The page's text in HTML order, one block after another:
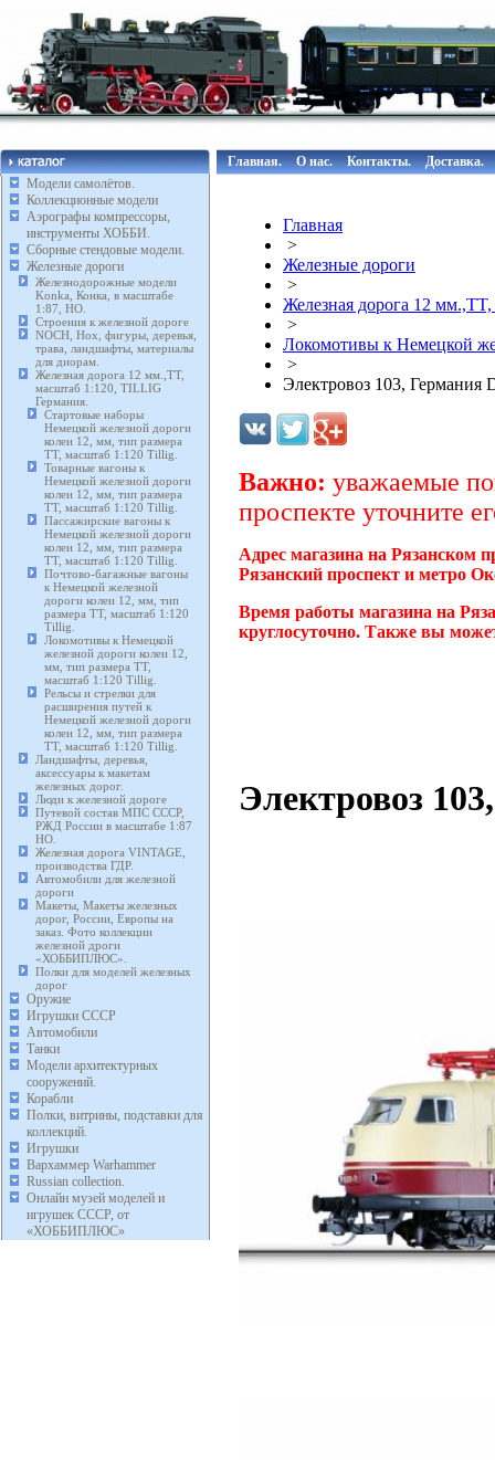
Модели самолётов.
Коллекционные модели
Аэрографы компрессоры,
инструменты ХОББИ.
Сборные стендовые модели.
Железные дороги
Железнодорожные модели
Konka, Конка, в масштабе
1:87, HO.
Строения к железной дороге
NOCH, Нох, фигуры, деревья,
трава, ландшафты, материалы
для диорам.
Железная дорога 12 мм.,TT,
масштаб 1:120, TILLIG
Германия.
Стартовые наборы
Немецкой железной дороги
колеи 12, мм, тип размера
TT, масштаб 1:120 Tillig.
Товарные вагоны к
Немецкой железной дороги
колеи 12, мм, тип размера
TT, масштаб 1:120 Tillig.
Пассажирские вагоны к
Немецкой железной дороги
колеи 12, мм, тип размера
TT, масштаб 1:120 Tillig.
Почтово-багажные вагоны
к Немецкой железной
дороги колеи 12, мм, тип
размера TT, масштаб 1:120
Tillig.
Локомотивы к Немецкой
железной дороги колеи 12,
мм, тип размера TT,
масштаб 1:120 Tillig.
Рельсы и стрелки для
расширения путей к
Немецкой железной дороги
колеи 12, мм, тип размера
TT, масштаб 1:120 Tillig.
Ландшафты, деревья,
аксессуары к макетам
железных дорог.
Люди к железной дороге
Путевой состав МПС СССР,
РЖД России в масштабе 1:87
HO.
Железная дорога VINTAGE,
производства ГДР.
Автомобили для железной
дороги
Макеты, Макеты железных
дорог, России, Европы на
заказ. Фото коллекции
железной дроги
«ХОББИПЛЮС».
Полки для моделей железных
дорог
Оружие
Игрушки СССР
Автомобили
Танки
Модели архитектурных
сооружений.
Корабли
Полки, витрины, подставки для
коллекций.
Игрушки
Вархаммер Warhammer
Russian collection.
Онлайн музей моделей и
игрушек СССР, от
«ХОББИПЛЮС»
Главная. О нас. Контакты. Доставка.
Главная
>
Железные дороги
>
Железная дорога 12
>
Локомотивы к Немецкой
>
Электровоз 103, Германия
Важно: уважаемые
проспекте уточните
Адрес магазина на Рязанском
Рязанский проспект и метро
Время работы магазина на
круглосуточно. Также вы
Электровоз